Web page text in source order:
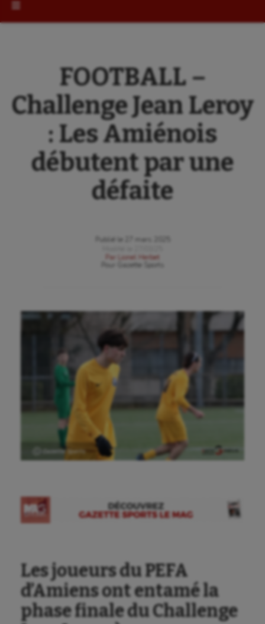
Aéronautique
Auto
Aviron
Balle à la main
FOOTBALL –
Challenge Jean Leroy
: Les Amiénois
débutent par une
défaite
Publié le
27 mars 2025
Par
Lionel Herbet
Gazette Sports
Ⓒ Gazette Sports
Les joueurs du PEFA
d’Amiens ont entamé la
phase finale du Challenge